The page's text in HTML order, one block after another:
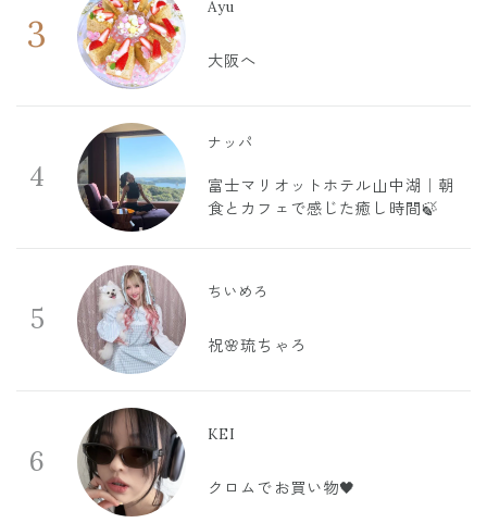
3
Ayu
大阪へ
4
ナッパ
富士マリオットホテル山中湖｜朝
食とカフェで感じた癒し時間🍃
5
ちいめろ
祝🌸琉ちゃろ
6
KEI
クロムでお買い物🖤